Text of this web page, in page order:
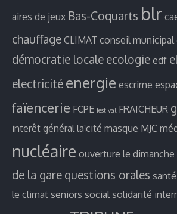
aires de jeux Bas-Coquarts blr
chauffage CLIMAT conseil municipal
démocratie locale ecologie edf
electricité energie escrime
faïencerie FCPE festival FRAICHEUR
interêt général laïcité masque MJC
nucléaire ouverture le dimanche
de la gare questions orales
le climat seniors social solidarité